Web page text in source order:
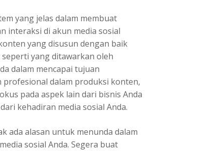
yang jelas dalam membuat
interaksi di akun media sosial
yang disusun dengan baik
seperti yang ditawarkan oleh
dalam mencapai tujuan
profesional dalam produksi konten,
pada aspek lain dari bisnis Anda
kehadiran media sosial Anda.
ada alasan untuk menunda dalam
sosial Anda. Segera buat